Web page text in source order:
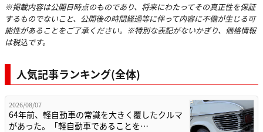
※掲載内容は公開日時点のものであり、将来にわたってその真正性を保証
するものでないこと、公開後の時間経過等に伴って内容に不備が生じる可
能性があることをご了承ください。※特別な表記がないかぎり、価格情報
は税込です。
人気記事ランキング(全体)
2026/08/07
64年前、軽自動車の常識を大きく覆したクルマ
があった。「軽自動車であることを…